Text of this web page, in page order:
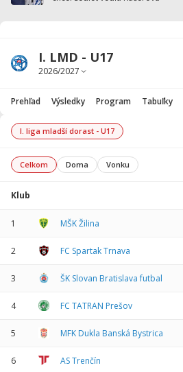
I. LMD - U17
Prehľad Výsledky Program Tabuľky
I. liga mladší dorast - U17
Celkom Doma Vonku
Klub
1 MŠK Žilina
2 FC Spartak Trnava
3 ŠK Slovan Bratislava futbal
4 FC TATRAN Prešov
5 MFK Dukla Banská Bystrica
6 AS Trenčín